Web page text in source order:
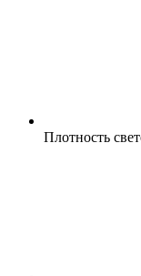
Плотность